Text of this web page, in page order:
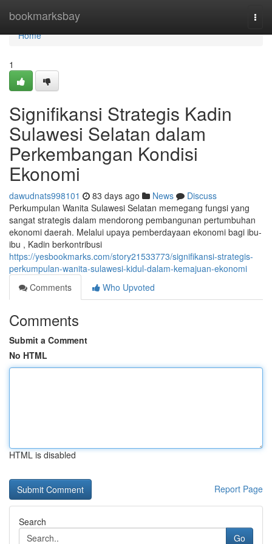
bookmarksbay
Home
Home
1
Signifikansi Strategis Kadin
Sulawesi Selatan dalam
Perkembangan Kondisi
Ekonomi
dawudnats998101 83 days ago News
Discuss
Perkumpulan Wanita Sulawesi Selatan memegang fungsi yang
sangat strategis dalam mendorong pembangunan pertumbuhan
ekonomi daerah. Melalui upaya pemberdayaan ekonomi bagi ibu-
ibu , Kadin berkontribusi
https://yesbookmarks.com/story21533773/signifikansi-strategis-
perkumpulan-wanita-sulawesi-kidul-dalam-kemajuan-ekonomi
Comments
Who Upvoted
Comments
Submit a Comment
No HTML
HTML is disabled
Report Page
Search
Go